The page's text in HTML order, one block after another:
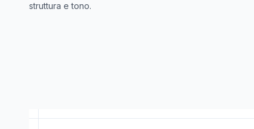
struttura e tono.